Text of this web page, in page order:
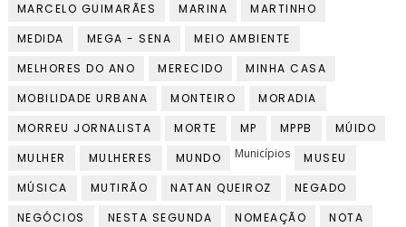
MARCELO GUIMARÃES
MARINA
MARTINHO
MEDIDA
MEGA - SENA
MEIO AMBIENTE
MELHORES DO ANO
MERECIDO
MINHA CASA
MOBILIDADE URBANA
MONTEIRO
MORADIA
MORREU JORNALISTA
MORTE MP MPPB
MÚIDO
MULHER
MULHERES MUNDO Municípios
MUSEU
MÚSICA
MUTIRÃO NATAN QUEIROZ
NEGADO
NEGÓCIOS
NESTA SEGUNDA NOMEAÇÃO
NOTA